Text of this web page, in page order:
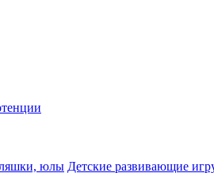
юлы Детские развивающие